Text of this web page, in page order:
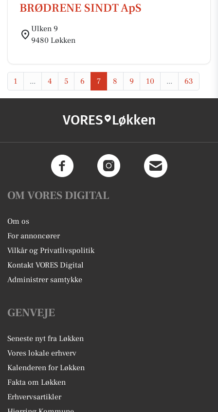
BRØDRENE SINDT ApS
Ulken 9
9480 Løkken
1 ... 4 5 6 7 8 9 10 ... 63
VORES Løkken
OM VORES DIGITAL
Om os
For annoncører
Vilkår og Privatlivspolitik
Kontakt VORES Digital
Administrer samtykke
GENVEJE
Seneste nyt fra Løkken
Vores lokale erhverv
Kalenderen for Løkken
Fakta om Løkken
Erhvervsartikler